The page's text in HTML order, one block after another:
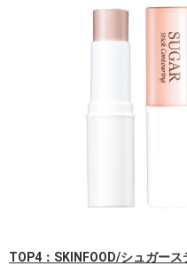
TOP4：SKINFOOD/シュガー